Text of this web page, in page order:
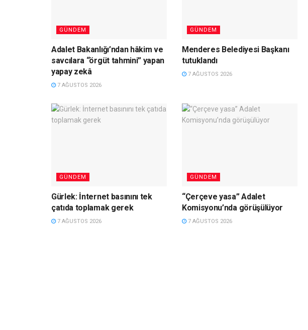
GÜNDEM
Adalet Bakanlığı’ndan hâkim ve
savcılara “örgüt tahmini” yapan
yapay zekâ
7 AĞUSTOS 2026
GÜNDEM
Menderes Belediyesi Başkanı
tutuklandı
7 AĞUSTOS 2026
GÜNDEM
Gürlek: İnternet basınını tek
çatıda toplamak gerek
7 AĞUSTOS 2026
GÜNDEM
“Çerçeve yasa” Adalet
Komisyonu’nda görüşülüyor
7 AĞUSTOS 2026